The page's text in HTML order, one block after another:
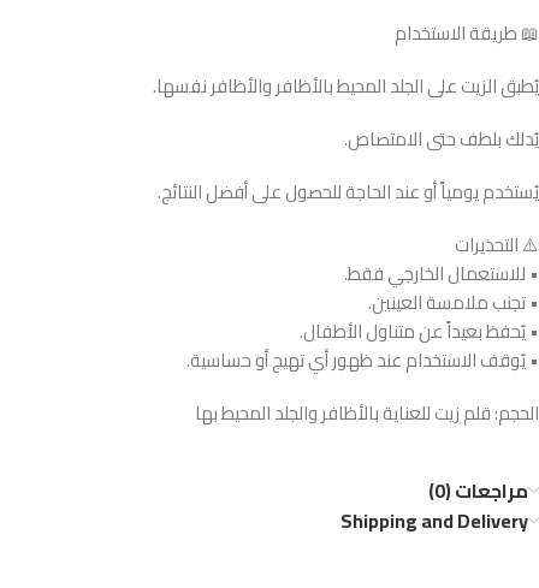
📖 طريقة الاستخدام
يُطبق الزيت على الجلد المحيط بالأظافر والأظافر نفسها.
يُدلك بلطف حتى الامتصاص.
يُستخدم يومياً أو عند الحاجة للحصول على أفضل النتائج.
⚠️ التحذيرات
• للاستعمال الخارجي فقط.
• تجنب ملامسة العينين.
• يُحفظ بعيداً عن متناول الأطفال.
• يُوقف الاستخدام عند ظهور أي تهيج أو حساسية.
الحجم: قلم زيت للعناية بالأظافر والجلد المحيط بها
مراجعات (0)
Shipping and Delivery